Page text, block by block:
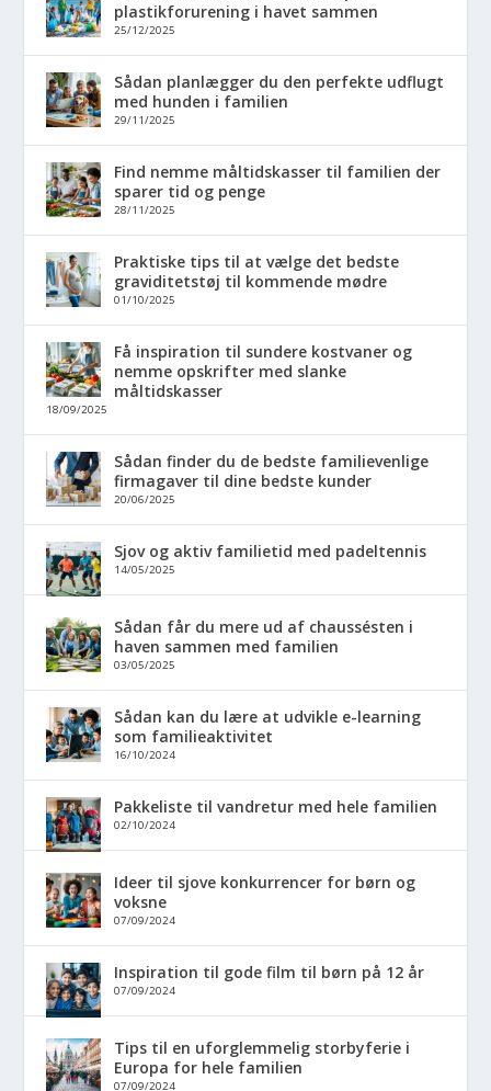
plastikforurening i havet sammen
25/12/2025
Sådan planlægger du den perfekte udflugt
med hunden i familien
29/11/2025
Find nemme måltidskasser til familien der
sparer tid og penge
28/11/2025
Praktiske tips til at vælge det bedste
graviditetstøj til kommende mødre
01/10/2025
Få inspiration til sundere kostvaner og
nemme opskrifter med slanke
måltidskasser
18/09/2025
Sådan finder du de bedste familievenlige
firmagaver til dine bedste kunder
20/06/2025
Sjov og aktiv familietid med padeltennis
14/05/2025
Sådan får du mere ud af chaussésten i
haven sammen med familien
03/05/2025
Sådan kan du lære at udvikle e-learning
som familieaktivitet
16/10/2024
Pakkeliste til vandretur med hele familien
02/10/2024
Ideer til sjove konkurrencer for børn og
voksne
07/09/2024
Inspiration til gode film til børn på 12 år
07/09/2024
Tips til en uforglemmelig storbyferie i
Europa for hele familien
07/09/2024